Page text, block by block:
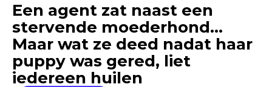
Een agent zat naast een
stervende moederhond…
Maar wat ze deed nadat haar
puppy was gered, liet
iedereen huilen